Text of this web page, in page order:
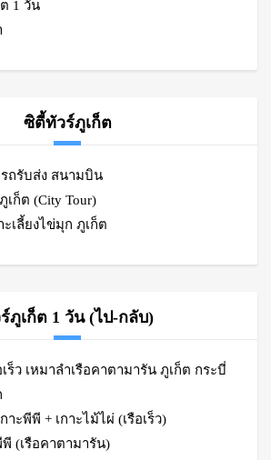
1 วัน
ซิตี้ทัวร์ภูเก็ต
ถรับส่ง สนามบิน
เก็ต (City Tour)
เลี้ยงไข่มุก ภูเก็ต
ภูเก็ต 1 วัน (ไป-กลับ)
เร็ว เหมาลำเรือคาตามารัน ภูเก็ต กระบี่
ะพีพี + เกาะไม้ไผ่ (เรือเร็ว)
(เรือคาตามารัน)